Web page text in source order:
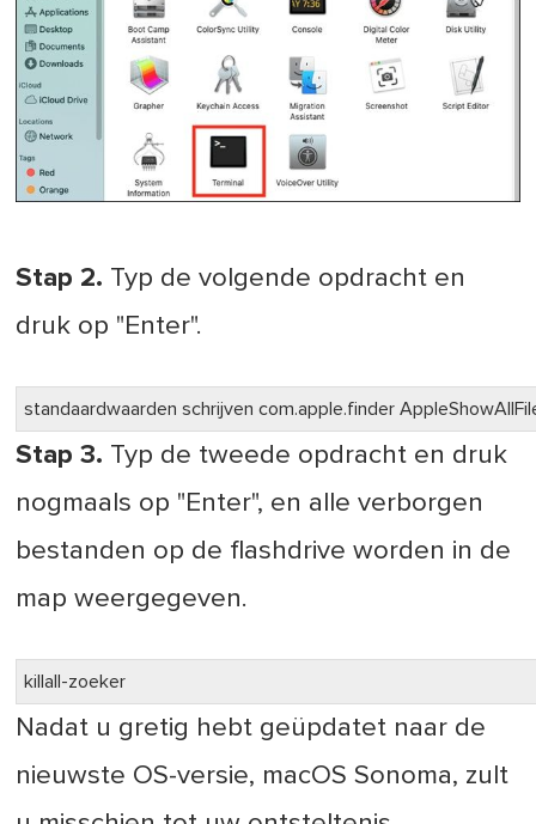
Stap 2. Typ de volgende opdracht en
druk op "Enter".
standaardwaarden schrijven com.apple.finder
Stap 3. Typ de tweede opdracht en druk
nogmaals op "Enter", en alle verborgen
bestanden op de flashdrive worden in de
map weergegeven.
killall-zoeker
Nadat u gretig hebt geüpdatet naar de
nieuwste OS-versie, macOS Sonoma, zult